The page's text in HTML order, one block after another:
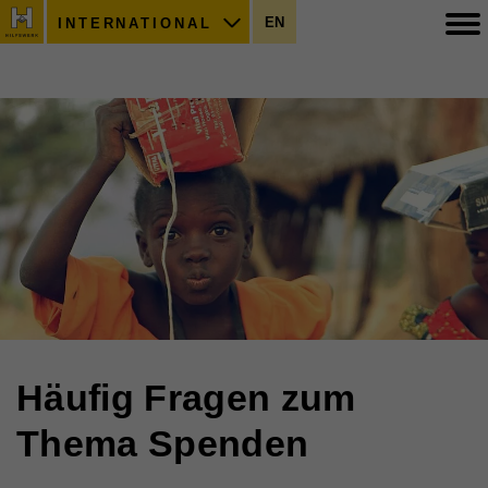
INTERNATIONAL EN
Häufig Fragen zum
Thema Spenden